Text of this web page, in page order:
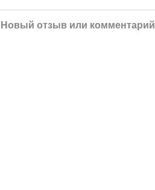
Новый отзыв или комментарий